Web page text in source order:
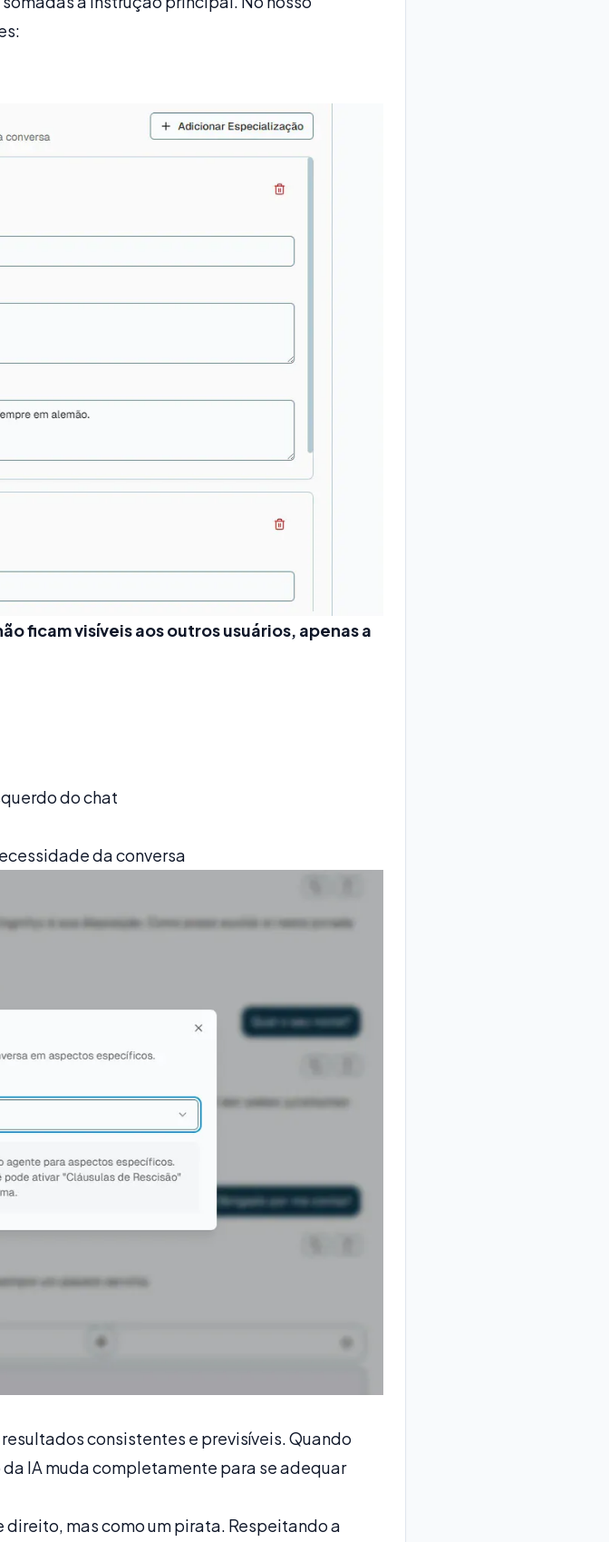
ficam visíveis aos outros usuários, apenas a
do chat
da conversa
consistentes e previsíveis. Quando
IA muda completamente para se adequar
direito, mas como um pirata. Respeitando a